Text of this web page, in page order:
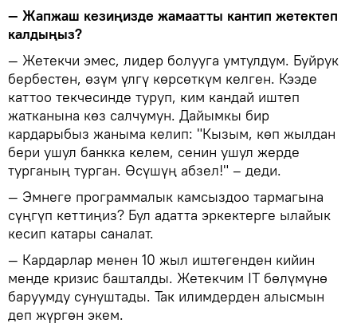
— Жапжаш кезиңизде жамаатты кантип жетектеп
калдыңыз?
— Жетекчи эмес, лидер болууга умтулдум. Буйрук
бербестен, өзүм үлгү көрсөткүм келген. Кээде
каттоо текчесинде туруп, ким кандай иштеп
жатканына көз салчумун. Дайымкы бир
кардарыбыз жаныма келип: "Кызым, көп жылдан
бери ушул банкка келем, сенин ушул жерде
турганың турган. Өсүшүң абзел!" – деди.
— Эмнеге программалык камсыздоо тармагына
сүңгүп кеттиңиз? Бул адатта эркектерге ылайык
кесип катары саналат.
— Кардарлар менен 10 жыл иштегенден кийин
менде кризис башталды. Жетекчим IT бөлүмүнө
баруумду сунуштады. Так илимдерден алысмын
деп жүргөн экем.